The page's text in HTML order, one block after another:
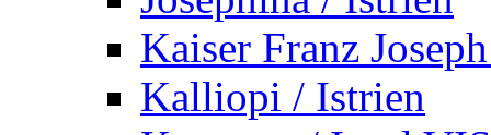
Kaiser Franz
Kalliopi / Istrien